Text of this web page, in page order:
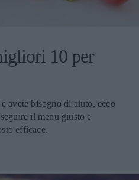
10 per
avete bisogno di aiuto, ecco
il menu giusto e
efficace.